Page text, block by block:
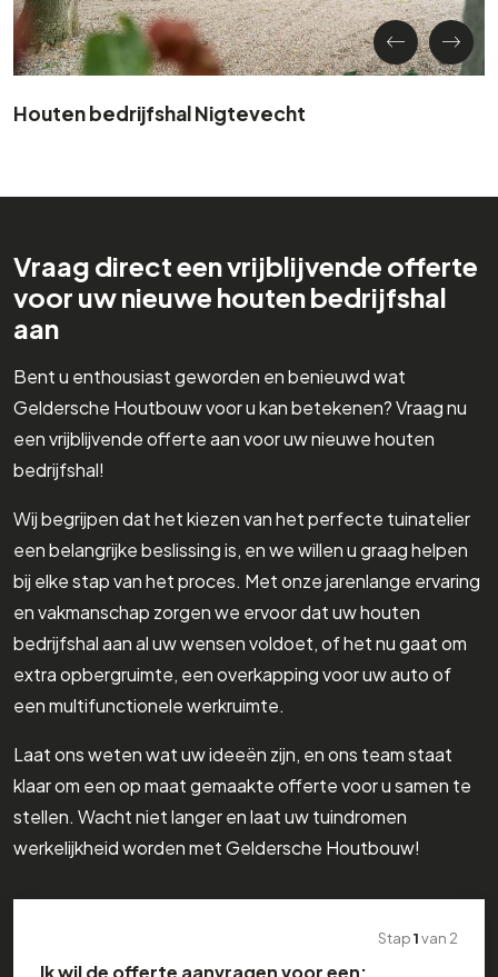
Houten bedrijfshal Nigtevecht
Vraag direct een vrijblijvende offerte
voor uw nieuwe houten bedrijfshal
aan
Bent u enthousiast geworden en benieuwd wat
Geldersche Houtbouw voor u kan betekenen? Vraag nu
een vrijblijvende offerte aan voor uw nieuwe houten
bedrijfshal!
Wij begrijpen dat het kiezen van het perfecte tuinatelier
een belangrijke beslissing is, en we willen u graag helpen
bij elke stap van het proces. Met onze jarenlange ervaring
en vakmanschap zorgen we ervoor dat uw houten
bedrijfshal aan al uw wensen voldoet, of het nu gaat om
extra opbergruimte, een overkapping voor uw auto of
een multifunctionele werkruimte.
Laat ons weten wat uw ideeën zijn, en ons team staat
klaar om een op maat gemaakte offerte voor u samen te
stellen. Wacht niet langer en laat uw tuindromen
werkelijkheid worden met Geldersche Houtbouw!
Stap1van 2
Ik wil de offerte aanvragen voor een: